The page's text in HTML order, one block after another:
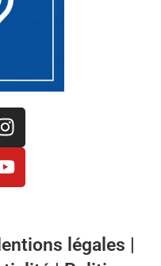
légales |